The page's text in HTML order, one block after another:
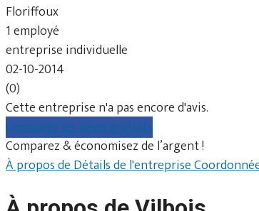
Floriffoux
1 employé
entreprise individuelle
02-10-2014
(0)
Cette entreprise n'a pas encore d'avis.
Comparer les devis gratuits
Comparez & économisez de l’argent !
À propos deDétails de l'entreprise